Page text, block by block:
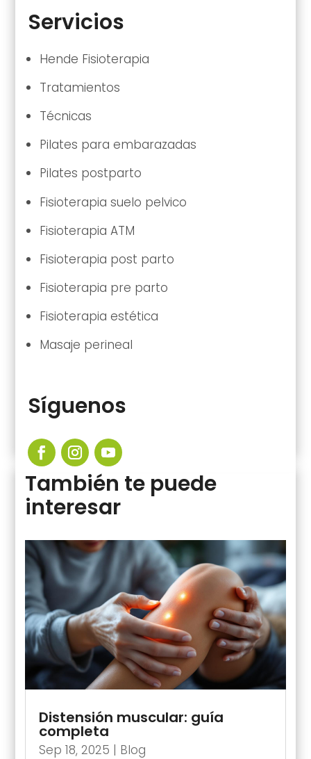
Servicios
Hende Fisioterapia
Tratamientos
Técnicas
Pilates para embarazadas
Pilates postparto
Fisioterapia suelo pelvico
Fisioterapia ATM
Fisioterapia post parto
Fisioterapia pre parto
Fisioterapia estética
Masaje perineal
Síguenos
También te puede
interesar
Distensión muscular: guía
completa
Sep 18, 2025 | Blog